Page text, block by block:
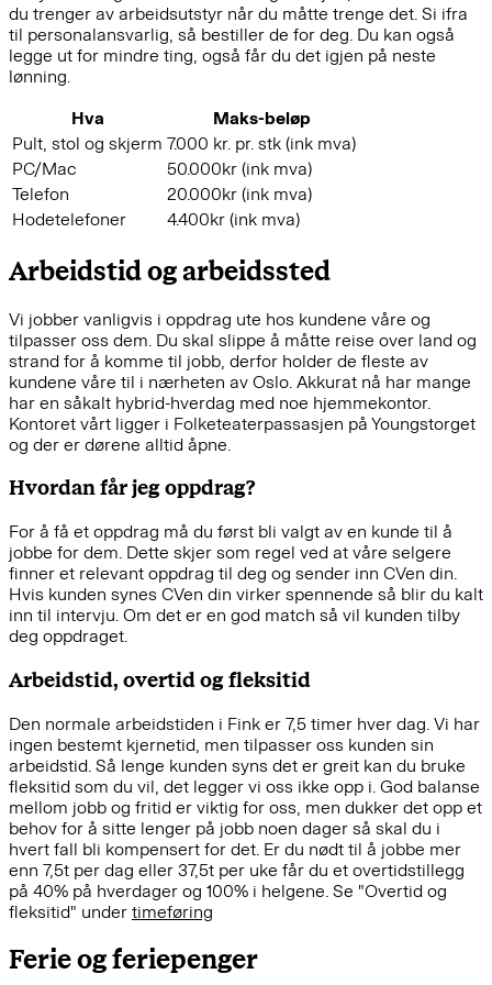
du trenger av arbeidsutstyr når du måtte trenge det. Si ifra
til personalansvarlig, så bestiller de for deg. Du kan også
legge ut for mindre ting, også får du det igjen på neste
lønning.
Hva
Maks-beløp
Pult, stol og skjerm 7.000 kr. pr. stk (ink mva)
PC/Mac
50.000kr (ink mva)
Telefon
20.000kr (ink mva)
Hodetelefoner
4.400kr (ink mva)
Arbeidstid og arbeidssted
Vi jobber vanligvis i oppdrag ute hos kundene våre og
tilpasser oss dem. Du skal slippe å måtte reise over land og
strand for å komme til jobb, derfor holder de fleste av
kundene våre til i nærheten av Oslo. Akkurat nå har mange
har en såkalt hybrid-hverdag med noe hjemmekontor.
Kontoret vårt ligger i Folketeaterpassasjen på Youngstorget
og der er dørene alltid åpne.
Hvordan får jeg oppdrag?
For å få et oppdrag må du først bli valgt av en kunde til å
jobbe for dem. Dette skjer som regel ved at våre selgere
finner et relevant oppdrag til deg og sender inn CVen din.
Hvis kunden synes CVen din virker spennende så blir du kalt
inn til intervju. Om det er en god match så vil kunden tilby
deg oppdraget.
Arbeidstid, overtid og fleksitid
Den normale arbeidstiden i Fink er 7,5 timer hver dag. Vi har
ingen bestemt kjernetid, men tilpasser oss kunden sin
arbeidstid. Så lenge kunden syns det er greit kan du bruke
fleksitid som du vil, det legger vi oss ikke opp i. God balanse
mellom jobb og fritid er viktig for oss, men dukker det opp et
behov for å sitte lenger på jobb noen dager så skal du i
hvert fall bli kompensert for det. Er du nødt til å jobbe mer
enn 7,5t per dag eller 37,5t per uke får du et overtidstillegg
på 40% på hverdager og 100% i helgene. Se "Overtid og
fleksitid" under timeføring
Ferie og feriepenger